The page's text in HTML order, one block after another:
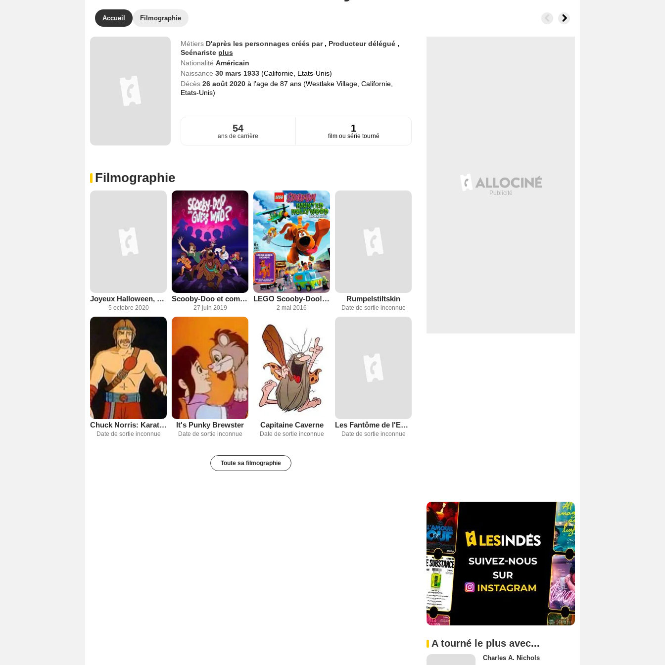
Accueil Filmographie
Métiers D'après les personnages créés par , Producteur délégué ,
Scénariste plus
Nationalité Américain
Naissance 30 mars 1933 (Californie, Etats-Unis)
Décès 26 août 2020 à l'age de 87 ans (Westlake Village, Californie,
Etats-Unis)
54
ans de carrière
1
film ou série tourné
Filmographie
Joyeux Halloween, Scooby-Doo !
5 octobre 2020
Scooby-Doo et compagnie
27 juin 2019
LEGO Scooby-Doo! : Le fantôme d'Hollywood
2 mai 2016
Rumpelstiltskin
Date de sortie inconnue
Chuck Norris: Karate Kommandos
Date de sortie inconnue
It's Punky Brewster
Date de sortie inconnue
Capitaine Caverne
Date de sortie inconnue
Les Fantôme de l'Espace
Date de sortie inconnue
Toute sa filmographie
A tourné le plus avec...
Charles A. Nichols